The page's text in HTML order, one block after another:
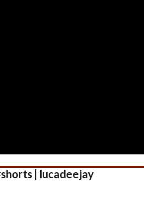
| lucadeejay